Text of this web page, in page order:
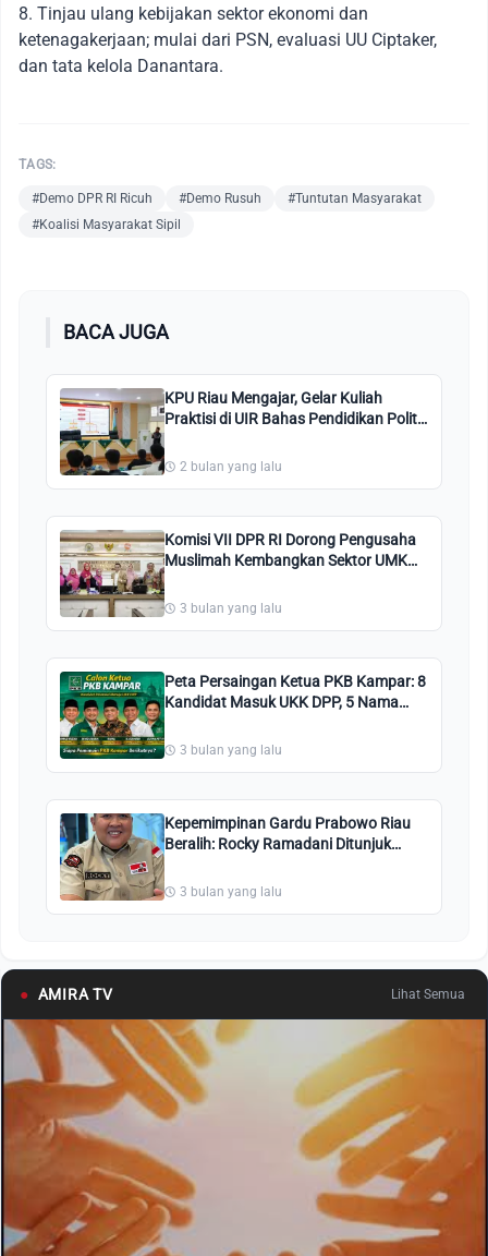
8. Tinjau ulang kebijakan sektor ekonomi dan
ketenagakerjaan; mulai dari PSN, evaluasi UU Ciptaker,
dan tata kelola Danantara.
TAGS:
#Demo DPR RI Ricuh #Demo Rusuh
#Tuntutan Masyarakat
#Koalisi Masyarakat Sipil
BACA JUGA
KPU Riau Mengajar, Gelar Kuliah
Praktisi di UIR Bahas Pendidikan Politik
2 bulan yang lalu
Komisi VII DPR RI Dorong Pengusaha
Muslimah Kembangkan Sektor UMKM
3 bulan yang lalu
Peta Persaingan Ketua PKB Kampar: 8
Kandidat Masuk UKK DPP, 5 Nama
3 bulan yang lalu
Kepemimpinan Gardu Prabowo Riau
Beralih: Rocky Ramadani Ditunjuk
3 bulan yang lalu
● AMIRA TV Lihat Semua